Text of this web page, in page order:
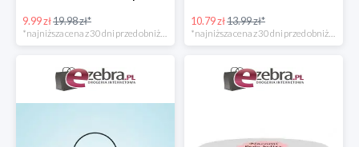
9.99 zł19.98 zł* 10.79 zł13.99 zł*